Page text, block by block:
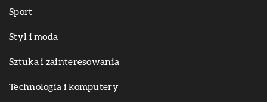
Sport
Styl i moda
Sztuka i zainteresowania
Technologia i komputery